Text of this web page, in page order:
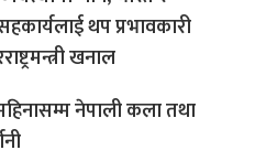
थप प्रभावकारी
खनाल
नेपाली कला तथा